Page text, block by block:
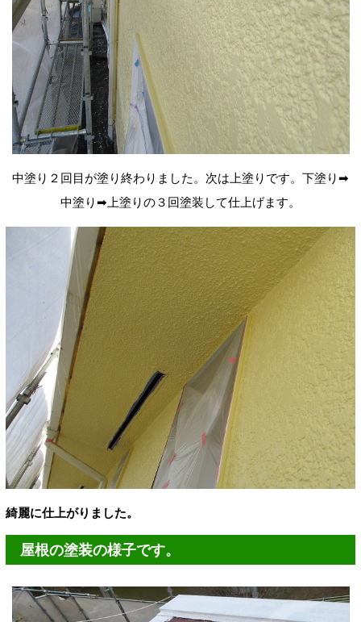
中塗り２回目が塗り終わりました。次は上塗りです。下塗り➡
中塗り➡上塗りの３回塗装して仕上げます。
綺麗に仕上がりました。
屋根の塗装の様子です。